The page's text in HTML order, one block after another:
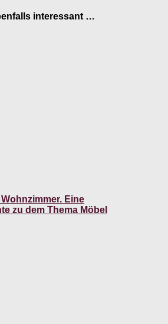
interessant …
Eine
zu dem Thema Möbel